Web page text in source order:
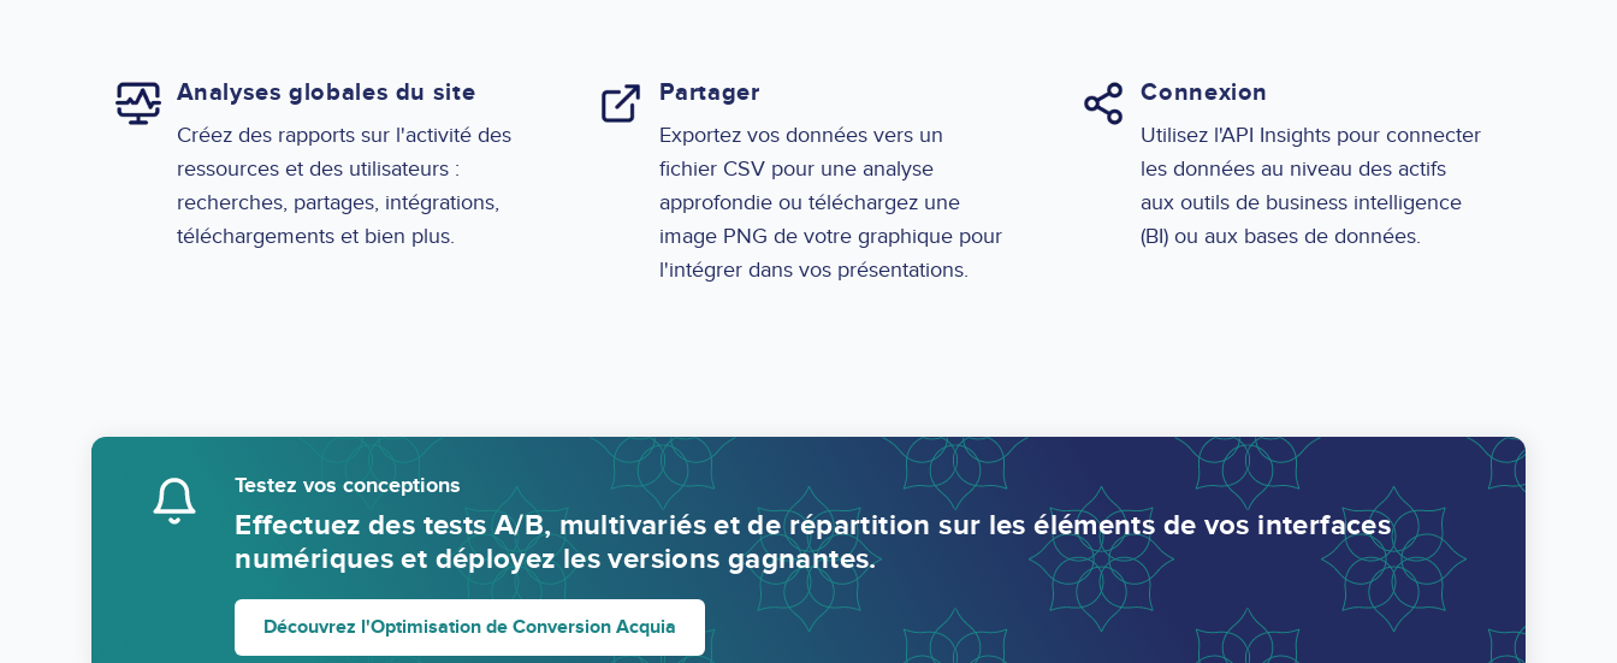
Analyses globales du site
Créez des rapports sur l'activité des
ressources et des utilisateurs :
recherches, partages, intégrations,
téléchargements et bien plus.
Partager
Exportez vos données vers un
fichier CSV pour une analyse
approfondie ou téléchargez une
image PNG de votre graphique pour
l'intégrer dans vos présentations.
Connexion
Utilisez l'API Insights pour connecter
les données au niveau des actifs
aux outils de business intelligence
(BI) ou aux bases de données.
Testez vos conceptions
Effectuez des tests A/B, multivariés et de répartition sur les éléments de vos interfaces
numériques et déployez les versions gagnantes.
Découvrez l'Optimisation de Conversion Acquia